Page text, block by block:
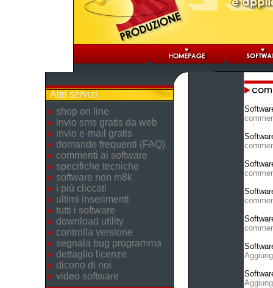
Altri servizi
shop on line
invio sms gratis da web
invio e-mail gratis
domande frequenti (FAQ)
commenti ai software
specifiche tecniche
software non m8k
i più cliccati
ultimi inserimenti
tutti i software
download utility
controlla versione
segnala bug programma
dettaglio licenze
dicono di noi
video software